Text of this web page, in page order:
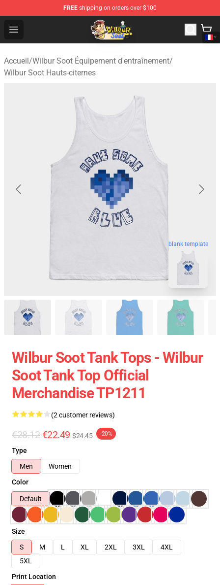
FREE shipping on orders over $100
Open menu
Wilbur Soot Shop - Official Wilbur Soot Merchandise
Accueil/Wilbur Soot Équipement d'entraînement/
Wilbur Soot Hauts-citernes
blank template
Wilbur Soot Tank Tops - Wilbur
Soot Tank Top Official
Merchandise TP1211
(2 customer reviews)
€28.12 €22.49 $24.45 -20%
Type
Men
Women
Color
Default
Size
S
M L XL 2XL 3XL
4XL
5XL
Print Location